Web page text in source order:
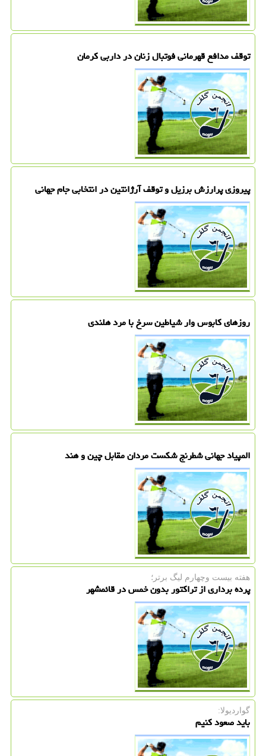
توقف مدافع قهرمانی فوتبال زنان در داربی کرمان
پیروزی پرارزش برزیل و توقف آرژانتین در انتخابی جام جهانی
روزهای کابوس وار شیاطین سرخ با مرد هلندی
المپیاد جهانی شطرنج شکست مردان مقابل چین و هند
هفته بیست وچهارم لیگ برتر؛
پرده برداری از تراکتور بدون خمس در قائمشهر
گواردیولا:
باید صعود کنیم